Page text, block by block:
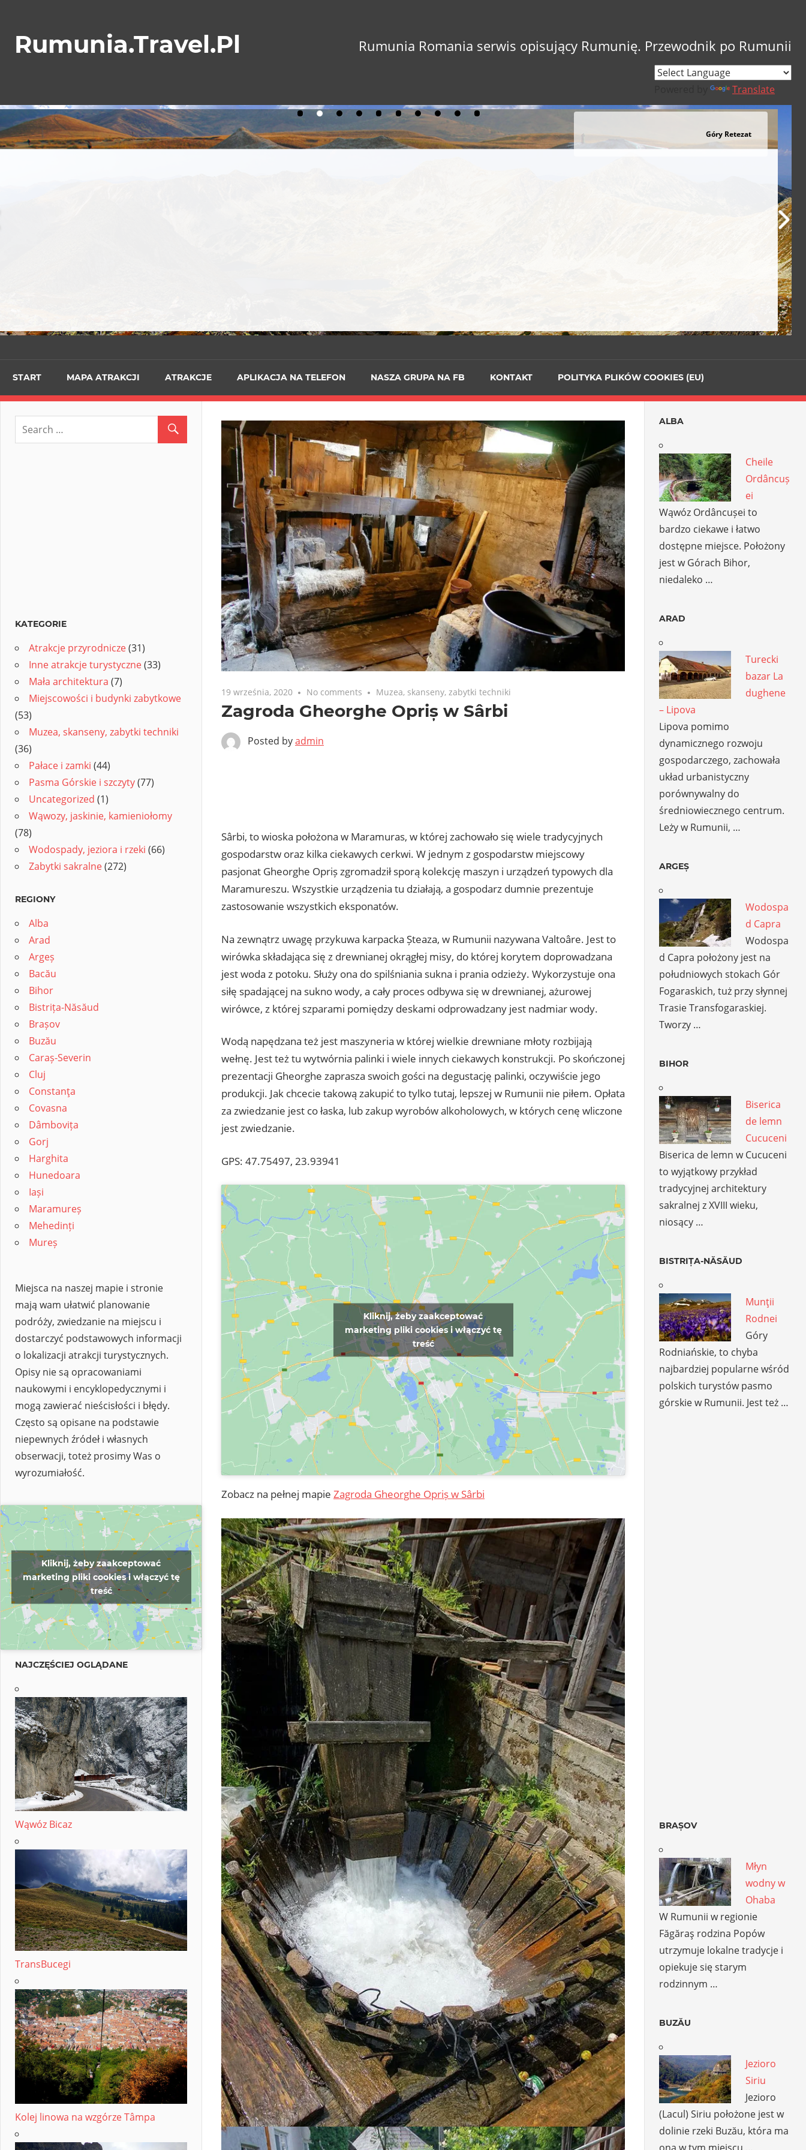
contentRumunia.Travel.Pl Rumunia Romania serwis opisujący Rumunię. Przewodnik po Rumunii
Translate
Góry Retezat
START MAPA ATRAKCJI ATRAKCJE APLIKACJA NA TELEFON NASZA GRUPA NA FB KONTAKT POLITYKA PLIKÓW COOKIES (EU)
19 września, 2020 No comments Muzea, skanseny, zabytki techniki
Zagroda Gheorghe Opriș w Sârbi
Posted byadmin
Sârbi, to wioska położona w Maramuras, w której zachowało się wiele tradycyjnych
gospodarstw oraz kilka ciekawych cerkwi. W jednym z gospodarstw miejscowy
pasjonat Gheorghe Opriș zgromadził sporą kolekcję maszyn i urządzeń typowych dla
Maramureszu. Wszystkie urządzenia tu działają, a gospodarz dumnie prezentuje
zastosowanie wszystkich eksponatów.
Na zewnątrz uwagę przykuwa karpacka Șteaza, w Rumunii nazywana Valtoâre. Jest to
wirówka składająca się z drewnianej okrągłej misy, do której korytem doprowadzana
jest woda z potoku. Służy ona do spilśniania sukna i prania odzieży. Wykorzystuje ona
siłę spadającej na sukno wody, a cały proces odbywa się w drewnianej, ażurowej
wirówce, z której szparami pomiędzy deskami odprowadzany jest nadmiar wody.
Wodą napędzana też jest maszyneria w której wielkie drewniane młoty rozbijają
wełnę. Jest też tu wytwórnia palinki i wiele innych ciekawych konstrukcji. Po skończonej
prezentacji Gheorghe zaprasza swoich gości na degustację palinki, oczywiście jego
produkcji. Jak chcecie takową zakupić to tylko tutaj, lepszej w Rumunii nie piłem. Opłata
za zwiedzanie jest co łaska, lub zakup wyrobów alkoholowych, w których cenę wliczone
jest zwiedzanie.
GPS: 47.75497, 23.93941
Kliknij, żeby zaakceptować
marketing pliki cookies i włączyć tę
treść
Zobacz na pełnej mapie Zagroda Gheorghe Opriș w Sârbi
KATEGORIE
Atrakcje przyrodnicze(31)
Inne atrakcje turystyczne(33)
Mała architektura (7)
Miejscowości i budynki zabytkowe
(53)
Muzea, skanseny, zabytki techniki
(36)
Pałace i zamki (44)
Pasma Górskie i szczyty(77)
Uncategorized (1)
Wąwozy, jaskinie, kamieniołomy
(78)
Wodospady, jeziora i rzeki (66)
Zabytki sakralne(272)
REGIONY
Alba
Arad
Argeș
Bacău
Bihor
Bistrița-Năsăud
Brașov
Buzău
Caraș-Severin
Cluj
Constanţa
Covasna
Dâmbovița
Gorj
Harghita
Hunedoara
Iași
Maramureș
Mehedinți
Mureș
Miejsca na naszej mapie i stronie
mają wam ułatwić planowanie
podróży, zwiedzanie na miejscu i
dostarczyć podstawowych informacji
o lokalizacji atrakcji turystycznych.
Opisy nie są opracowaniami
naukowymi i encyklopedycznymi i
mogą zawierać nieścisłości i błędy.
Często są opisane na podstawie
niepewnych źródeł i własnych
obserwacji, toteż prosimy Was o
wyrozumiałość.
Kliknij, żeby zaakceptować
marketing pliki cookies i włączyć tę
treść
NAJCZĘŚCIEJ OGLĄDANE
Wąwóz Bicaz
TransBucegi
Kolej linowa na wzgórze Tâmpa
ALBA
Cheile
Ordâncuș
ei
Wąwóz Ordâncușei to
bardzo ciekawe i łatwo
dostępne miejsce. Położony
jest w Górach Bihor,
niedaleko …
ARAD
Turecki
bazar La
dughene
– Lipova
Lipova pomimo
dynamicznego rozwoju
gospodarczego, zachowała
układ urbanistyczny
porównywalny do
średniowiecznego centrum.
Leży w Rumunii, …
ARGEȘ
Wodospa
d Capra
Wodospa
d Capra położony jest na
południowych stokach Gór
Fogaraskich, tuż przy słynnej
Trasie Transfogaraskiej.
Tworzy …
BIHOR
Biserica
de lemn
Cucuceni
Biserica de lemn w Cucuceni
to wyjątkowy przykład
tradycyjnej architektury
sakralnej z XVIII wieku,
niosący …
BISTRIȚA-NĂSĂUD
Munţii
Rodnei
Góry
Rodniańskie, to chyba
najbardziej popularne wśród
polskich turystów pasmo
górskie w Rumunii. Jest też …
BRAȘOV
Młyn
wodny w
Ohaba
W Rumunii w regionie
Făgăraş rodzina Popów
utrzymuje lokalne tradycje i
opiekuje się starym
rodzinnym …
BUZĂU
Jezioro
Siriu
Jezioro
(Lacul) Siriu położone jest w
dolinie rzeki Buzău, która ma
ona w tym miejscu …